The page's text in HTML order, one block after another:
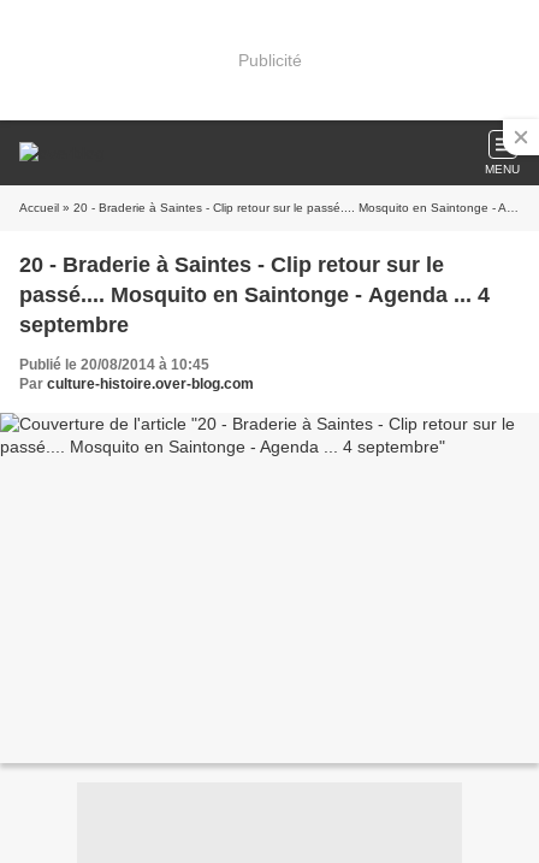
Publicité
MENU
Accueil » 20 - Braderie à Saintes - Clip retour sur le passé.... Mosquito en Saintonge - Agenda ... 4 septembre
20 - Braderie à Saintes - Clip retour sur le
passé.... Mosquito en Saintonge - Agenda ... 4
septembre
Publié le 20/08/2014 à 10:45
Par culture-histoire.over-blog.com